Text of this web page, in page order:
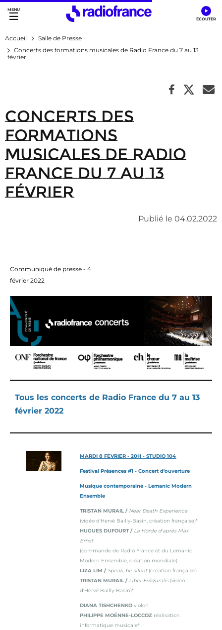
Accès direct :
Menu principal
Contenu
Accueil
Salle de Presse
Concerts des formations musicales de Radio France du 7 au 13
février
Concerts des
formations
musicales de Radio
France du 7 au 13
février
Publié le 04.02.2022
Communiqué de presse - 4
février 2022
Tous les concerts de Radio France du 7 au 13
février 2022
MARDI 8 FEVRIER - 20H - STUDIO 104
Festival Présences #1 - Concert d'ouverture
Musique contemporaine - Lemanic Modern
Ensemble
TRISTAN MURAIL / Near Death Experience
(vidéo d'Hervé Bailly-Basin, création française)*
HUGUES DUFOURT / La Horde d'après Max
Ernst
(commande de Radio France et du Lemanic
Modern Ensemble, création mondiale)
LIZA LIM / Speak, be silent (création française)
TRISTAN MURAIL / Liber Fulguralis (vidéo
d'Hervé Bailly-Basin)*
DIANA TISHCHENKOviolon
PHILIPPE MOËNNE-LOCCOZ réalisation
informatique musicale*